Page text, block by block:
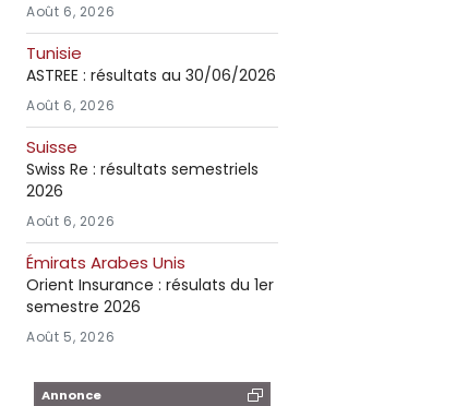
Août 6, 2026
Tunisie
ASTREE : résultats au 30/06/2026
Août 6, 2026
Suisse
Swiss Re : résultats semestriels
2026
Août 6, 2026
Émirats Arabes Unis
Orient Insurance : résulats du 1er
semestre 2026
Août 5, 2026
Annonce